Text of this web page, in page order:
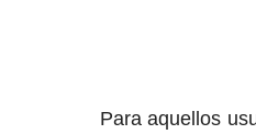
Para aquellos